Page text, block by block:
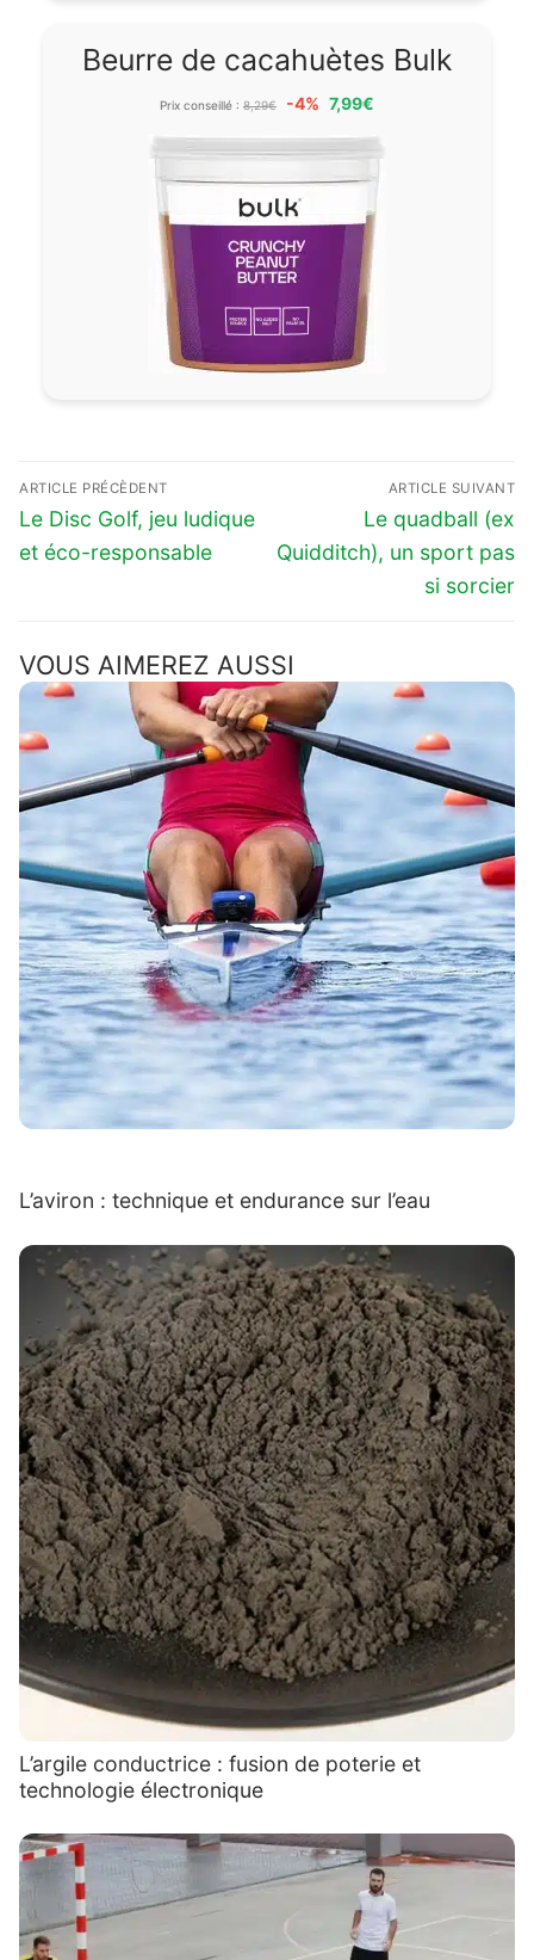
Beurre de cacahuètes Bulk
Prix conseillé : 8,29€ -4% 7,99€
Navigation
de
l’article
ARTICLE PRÉCÈDENT
Previous
post:
Le Disc Golf, jeu ludique
et éco-responsable
ARTICLE SUIVANT
Next
post:
Le quadball (ex
Quidditch), un sport pas
si sorcier
VOUS AIMEREZ AUSSI
L’aviron : technique et endurance sur l’eau
L’argile conductrice : fusion de poterie et
technologie électronique